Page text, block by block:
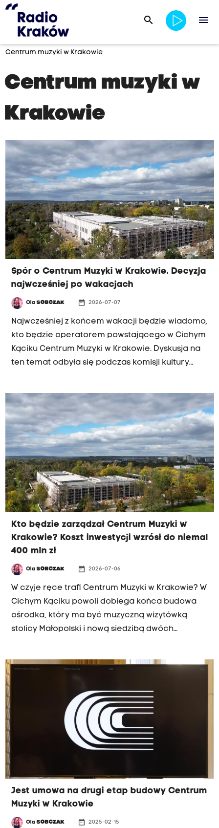
search menu
Centrum muzyki w Krakowie
Centrum muzyki w
Krakowie
Spór o Centrum Muzyki w Krakowie. Decyzja
najwcześniej po wakacjach
OlaSOBCZAK date_range 2026-07-07
Najwcześniej z końcem wakacji będzie wiadomo,
kto będzie operatorem powstającego w Cichym
Kąciku Centrum Muzyki w Krakowie. Dyskusja na
ten temat odbyła się podczas komisji kultury
Krakowa oraz Capella Cracoviensis. Pełniący
funkcję prezydenta Krakowa Stanisław Kracik
zdecydował, że najpierw chce poznać
szczegółowe kosztorysy i modele zarządzania
przygotowane przez obie strony.
Kto będzie zarządzał Centrum Muzyki w
Krakowie? Koszt inwestycji wzrósł do niemal
400 mln zł
OlaSOBCZAK date_range 2026-07-06
W czyje ręce trafi Centrum Muzyki w Krakowie? W
Cichym Kąciku powoli dobiega końca budowa
ośrodka, który ma być muzyczną wizytówką
stolicy Małopolski i nową siedzibą dwóch
Kraków, koszt budowy i wyposażenia Centrum
złotych. Nadal nie wiadomo jednak, kto będzie
zarządzał obiektem po jego otwarciu.
Jest umowa na drugi etap budowy Centrum
Muzyki w Krakowie
OlaSOBCZAK date_range 2025-02-15